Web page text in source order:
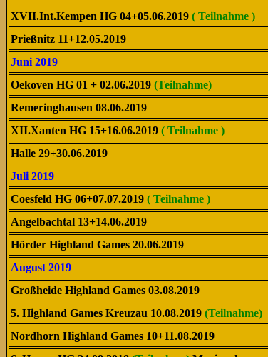
XVII.Int.Kempen HG 04+05.06.2019 ( Teilnahme )
Prießnitz 11+12.05.2019
Juni 2019
Oekoven HG 01 + 02.06.2019 (Teilnahme)
Remeringhausen 08.06.2019
XII.Xanten HG 15+16.06.2019 ( Teilnahme )
Halle 29+30.06.2019
Juli 2019
Coesfeld HG 06+07.07.2019 ( Teilnahme )
Angelbachtal 13+14.06.2019
Hörder Highland Games 20.06.2019
August 2019
Großheide Highland Games 03.08.2019
5. Highland Games Kreuzau 10.08.2019 (Teilnahme)
Nordhorn Highland Games 10+11.08.2019